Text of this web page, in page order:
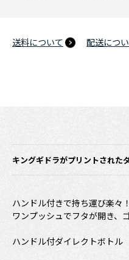
送料について 配送につ
キングギドラがプリントされた
ハンドル付きで持ち運び楽々！
ワンプッシュでフタが開き、
ハンドル付ダイレクトボトル